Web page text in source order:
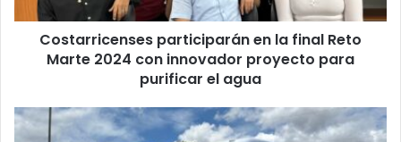
con
innovador
proyecto
el
agua
Costarricenses participarán en la final Reto
Marte 2024 con innovador proyecto para
purificar el agua
MOPT
rectifica